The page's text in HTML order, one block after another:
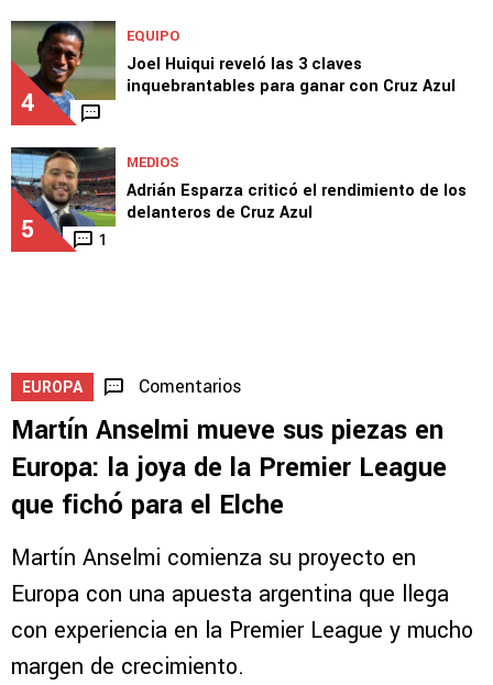
4
EQUIPO
Joel Huiqui reveló las 3 claves
inquebrantables para ganar con Cruz Azul
5 1
MEDIOS
Adrián Esparza criticó el rendimiento de los
delanteros de Cruz Azul
EUROPA Comentarios
Martín Anselmi mueve sus piezas en
Europa: la joya de la Premier League
que fichó para el Elche
Martín Anselmi comienza su proyecto en
Europa con una apuesta argentina que llega
con experiencia en la Premier League y mucho
margen de crecimiento.